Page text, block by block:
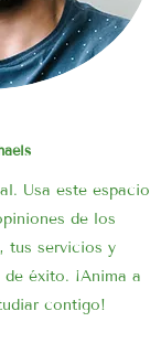
Usa este espacio
de los
tus servicios y
éxito. ¡Anima a
contigo!